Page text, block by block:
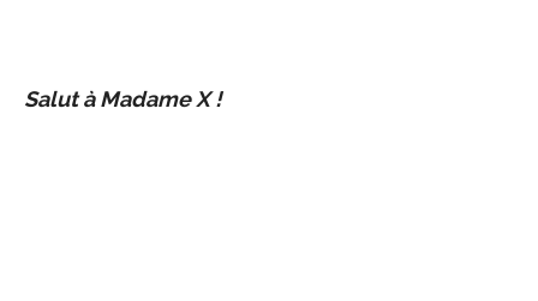
Salut à Madame X !